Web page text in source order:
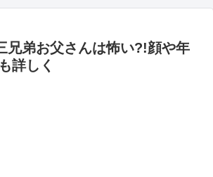
兄弟お父さんは怖い?!顔や年
詳しく